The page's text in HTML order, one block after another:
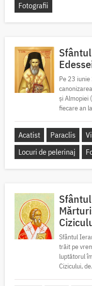
Fotografii
Pe 23
și Almopiei
fiecare an
Acatist Paraclis
Locuri de pelerinaj
Sfântul
trăit pe
luptătorul
Cizicului,